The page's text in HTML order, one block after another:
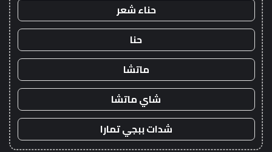
حناء شعر
حنا
ماتشا
شاي ماتشا
شدات ببجي تمارا